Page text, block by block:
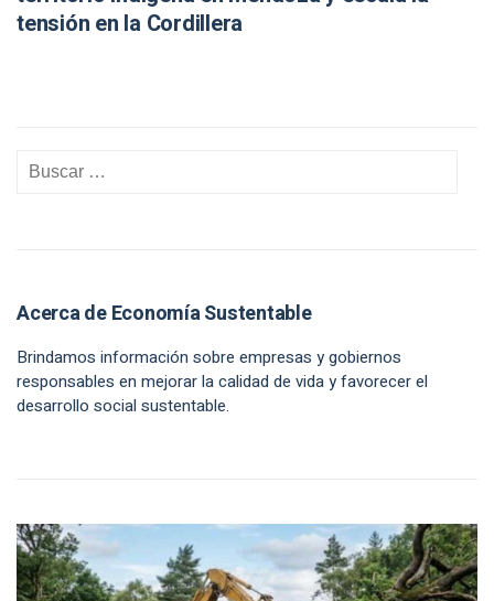
tensión en la Cordillera
Acerca de Economía Sustentable
Brindamos información sobre empresas y gobiernos
responsables en mejorar la calidad de vida y favorecer el
desarrollo social sustentable.